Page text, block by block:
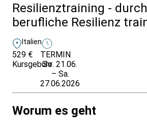
Resilienztraining -
berufliche Resilienz
Italien
529 €
Kursgebühr
TERMIN
So. 21.06.
– Sa.
27.06.2026
Worum es geht